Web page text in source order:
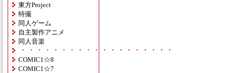
東方Project
特撮
同人ゲーム
自主製作アニメ
同人音楽
・・・・・・・・・・・・・・・・・・・
COMIC1☆8
COMIC1☆7